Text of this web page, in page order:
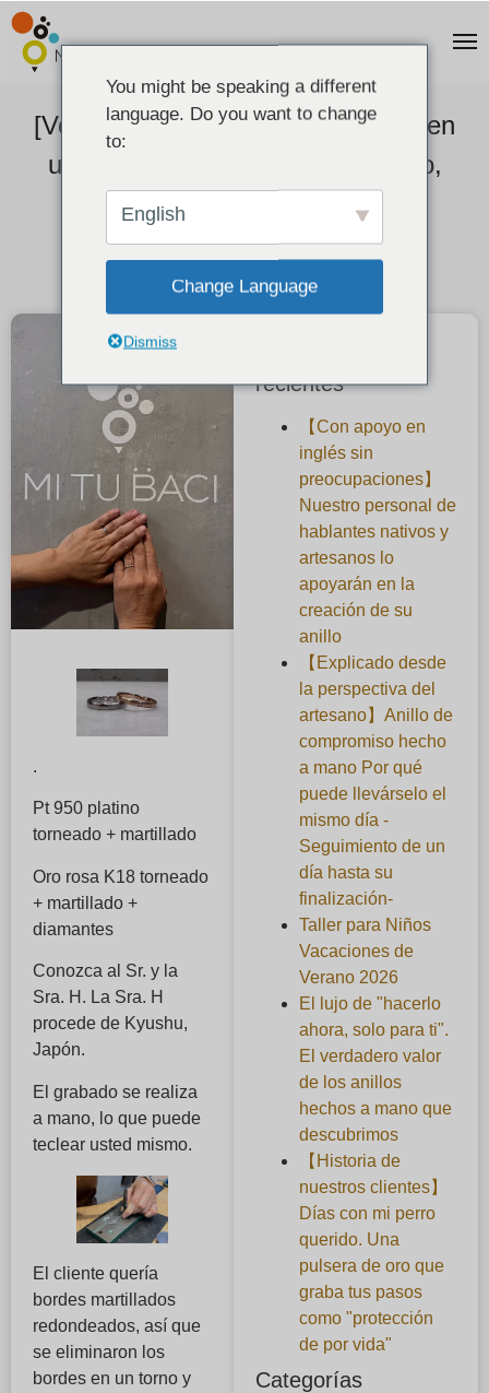
[Voz del cliente] Patrón martillado en
un anillo redondeado por un torno,
alianza hecha a mano.
2022-11-16
.
Pt 950 platino
torneado + martillado
Oro rosa K18 torneado
+ martillado +
diamantes
Conozca al Sr. y la
Sra. H. La Sra. H
procede de Kyushu,
Japón.
El grabado se realiza
a mano, lo que puede
teclear usted mismo.
El cliente quería
bordes martillados
redondeados, así que
se eliminaron los
bordes en un torno y
recientes
【Con apoyo en
inglés sin
preocupaciones】
Nuestro personal de
hablantes nativos y
artesanos lo
apoyarán en la
creación de su
anillo
【Explicado desde
la perspectiva del
artesano】Anillo de
compromiso hecho
a mano Por qué
puede llevárselo el
mismo día -
Seguimiento de un
día hasta su
finalización-
Taller para Niños
Vacaciones de
Verano 2026
El lujo de "hacerlo
ahora, solo para ti".
El verdadero valor
de los anillos
hechos a mano que
descubrimos
【Historia de
nuestros clientes】
Días con mi perro
querido. Una
pulsera de oro que
graba tus pasos
como "protección
de por vida"
Categorías
You might be speaking a different
language. Do you want to change
to:
English
Change Language
Dismiss